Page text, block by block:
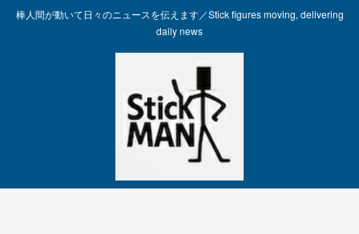
棒人間が動いて日々のニュースを伝えます／Stick figures moving, delivering
daily news